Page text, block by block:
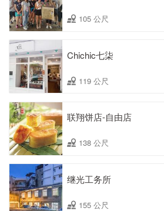
105 公尺
Chichic七柒
119 公尺
联翔饼店-自由店
138 公尺
继光工务所
155 公尺